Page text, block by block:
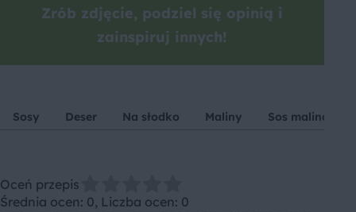
Zrób zdjęcie, podziel się opinią i
zainspiruj innych!
Sosy Deser Na słodko Maliny Sos malinowy
Oceń przepis
Średnia ocen: 0, Liczba ocen: 0